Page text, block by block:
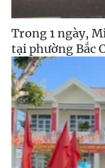
Trong 1 ngày,
tại phường Bắc